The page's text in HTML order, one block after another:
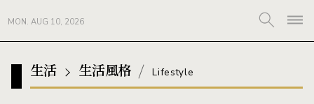
MON. AUG 10, 2026
生活 生活風格 Lifestyle